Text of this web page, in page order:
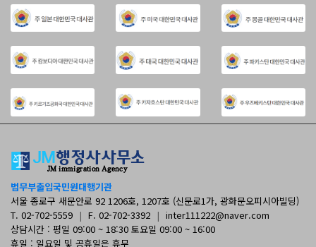
법무부출입국민원대행기관
서울 종로구 새문안로 92 1206호, 1207호 (신문로1가, 광화문오피시아빌딩)
T. 02-702-5559 | F. 02-702-3392 | inter111222@naver.com
상담시간 : 평일 09:00 ~ 18:30 토요일 09:00 ~ 16:00
휴일 : 일요일 및 공휴일은 휴무